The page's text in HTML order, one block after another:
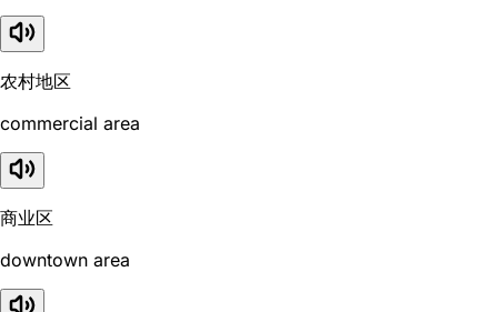
农村地区
commercial area
商业区
downtown area